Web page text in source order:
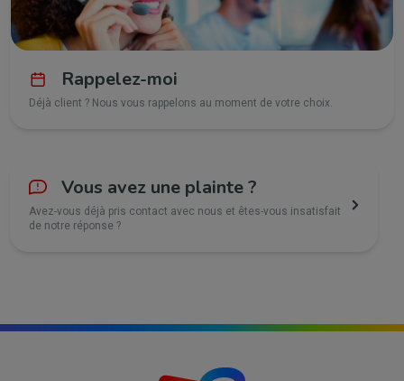
Rappelez-moi
Déjà client ? Nous vous rappelons au moment de votre choix.
Vous avez une plainte ?
Avez-vous déjà pris contact avec nous et êtes-vous insatisfait
de notre réponse ?